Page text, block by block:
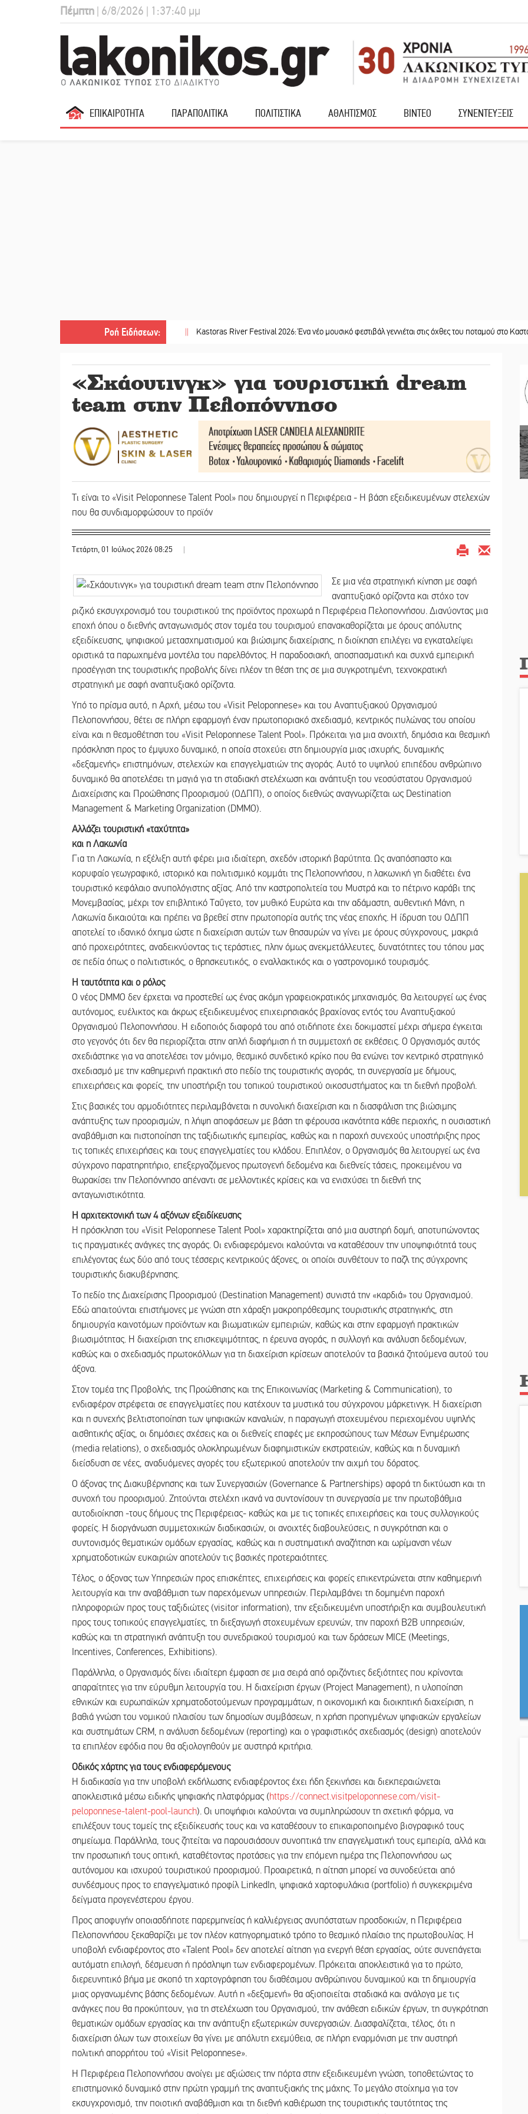
Πέμπτη | 6/8/2026 | 1:37:41 μμ
ΕΠΙΚΑΙΡΟΤΗΤΑ ΠΑΡΑΠΟΛΙΤΙΚΑ ΠΟΛΙΤΙΣΤΙΚΑ ΑΘΛΗΤΙΣΜΟΣ ΒΙΝΤΕΟ ΣΥΝΕΝΤΕΥΞΕΙΣ
Ροή Ειδήσεων:
|| Kastoras River Festival 2026: Ένα νέο μουσικό φεστιβάλ γεννιέται στις όχθες του ποταμού στο Καστόρειο ||
«Σκάουτινγκ» για τουριστική dream
team στην Πελοπόννησο
Τι είναι το «Visit Peloponnese Talent Pool» που δημιουργεί η Περιφέρεια - Η βάση εξειδικευμένων στελεχών
που θα συνδιαμορφώσουν το προϊόν
Τετάρτη, 01 Ιούλιος 2026 08:25 |
Σε μια νέα στρατηγική κίνηση με σαφή
αναπτυξιακό ορίζοντα και στόχο τον
ριζικό εκσυγχρονισμό του τουριστικού της προϊόντος προχωρά η Περιφέρεια Πελοποννήσου. Διανύοντας μια
εποχή όπου ο διεθνής ανταγωνισμός στον τομέα του τουρισμού επανακαθορίζεται με όρους απόλυτης
εξειδίκευσης, ψηφιακού μετασχηματισμού και βιώσιμης διαχείρισης, η διοίκηση επιλέγει να εγκαταλείψει
οριστικά τα παρωχημένα μοντέλα του παρελθόντος. Η παραδοσιακή, αποσπασματική και συχνά εμπειρική
προσέγγιση της τουριστικής προβολής δίνει πλέον τη θέση της σε μια συγκροτημένη, τεχνοκρατική
στρατηγική με σαφή αναπτυξιακό ορίζοντα.
Υπό το πρίσμα αυτό, η Αρχή, μέσω του «Visit Peloponnese» και του Αναπτυξιακού Οργανισμού
Πελοποννήσου, θέτει σε πλήρη εφαρμογή έναν πρωτοποριακό σχεδιασμό, κεντρικός πυλώνας του οποίου
είναι και η θεσμοθέτηση του «Visit Peloponnese Talent Pool». Πρόκειται για μια ανοιχτή, δημόσια και θεσμική
πρόσκληση προς το έμψυχο δυναμικό, η οποία στοχεύει στη δημιουργία μιας ισχυρής, δυναμικής
«δεξαμενής» επιστημόνων, στελεχών και επαγγελματιών της αγοράς. Αυτό το υψηλού επιπέδου ανθρώπινο
δυναμικό θα αποτελέσει τη μαγιά για τη σταδιακή στελέχωση και ανάπτυξη του νεοσύστατου Οργανισμού
Διαχείρισης και Προώθησης Προορισμού (ΟΔΠΠ), ο οποίος διεθνώς αναγνωρίζεται ως Destination
Management & Marketing Organization (DMMO).
Αλλάζει τουριστική «ταχύτητα»
και η Λακωνία
Για τη Λακωνία, η εξέλιξη αυτή φέρει μια ιδιαίτερη, σχεδόν ιστορική βαρύτητα. Ως αναπόσπαστο και
κορυφαίο γεωγραφικό, ιστορικό και πολιτισμικό κομμάτι της Πελοποννήσου, η λακωνική γη διαθέτει ένα
τουριστικό κεφάλαιο ανυπολόγιστης αξίας. Από την καστροπολιτεία του Μυστρά και το πέτρινο καράβι της
Μονεμβασίας, μέχρι τον επιβλητικό Ταΰγετο, τον μυθικό Ευρώτα και την αδάμαστη, αυθεντική Μάνη, η
Λακωνία δικαιούται και πρέπει να βρεθεί στην πρωτοπορία αυτής της νέας εποχής. Η ίδρυση του ΟΔΠΠ
αποτελεί το ιδανικό όχημα ώστε η διαχείριση αυτών των θησαυρών να γίνει με όρους σύγχρονους, μακριά
από προχειρότητες, αναδεικνύοντας τις τεράστιες, πλην όμως ανεκμετάλλευτες, δυνατότητες του τόπου μας
σε πεδία όπως ο πολιτιστικός, ο θρησκευτικός, ο εναλλακτικός και ο γαστρονομικό τουρισμός.
Η ταυτότητα και ο ρόλος
Ο νέος DMMO δεν έρχεται να προστεθεί ως ένας ακόμη γραφειοκρατικός μηχανισμός. Θα λειτουργεί ως ένας
αυτόνομος, ευέλικτος και άκρως εξειδικευμένος επιχειρησιακός βραχίονας εντός του Αναπτυξιακού
Οργανισμού Πελοποννήσου. Η ειδοποιός διαφορά του από οτιδήποτε έχει δοκιμαστεί μέχρι σήμερα έγκειται
στο γεγονός ότι δεν θα περιορίζεται στην απλή διαφήμιση ή τη συμμετοχή σε εκθέσεις. Ο Οργανισμός αυτός
σχεδιάστηκε για να αποτελέσει τον μόνιμο, θεσμικό συνδετικό κρίκο που θα ενώνει τον κεντρικό στρατηγικό
σχεδιασμό με την καθημερινή πρακτική στο πεδίο της τουριστικής αγοράς, τη συνεργασία με δήμους,
επιχειρήσεις και φορείς, την υποστήριξη του τοπικού τουριστικού οικοσυστήματος και τη διεθνή προβολή.
Στις βασικές του αρμοδιότητες περιλαμβάνεται η συνολική διαχείριση και η διασφάλιση της βιώσιμης
ανάπτυξης των προορισμών, η λήψη αποφάσεων με βάση τη φέρουσα ικανότητα κάθε περιοχής, η ουσιαστική
αναβάθμιση και πιστοποίηση της ταξιδιωτικής εμπειρίας, καθώς και η παροχή συνεχούς υποστήριξης προς
τις τοπικές επιχειρήσεις και τους επαγγελματίες του κλάδου. Επιπλέον, ο Οργανισμός θα λειτουργεί ως ένα
σύγχρονο παρατηρητήριο, επεξεργαζόμενος πρωτογενή δεδομένα και διεθνείς τάσεις, προκειμένου να
θωρακίσει την Πελοπόννησο απέναντι σε μελλοντικές κρίσεις και να ενισχύσει τη διεθνή της
ανταγωνιστικότητα.
Η αρχιτεκτονική των 4 αξόνων εξειδίκευσης
Η πρόσκληση του «Visit Peloponnese Talent Pool» χαρακτηρίζεται από μια αυστηρή δομή, αποτυπώνοντας
τις πραγματικές ανάγκες της αγοράς. Οι ενδιαφερόμενοι καλούνται να καταθέσουν την υποψηφιότητά τους
επιλέγοντας έως δύο από τους τέσσερις κεντρικούς άξονες, οι οποίοι συνθέτουν το παζλ της σύγχρονης
τουριστικής διακυβέρνησης.
Το πεδίο της Διαχείρισης Προορισμού (Destination Management) συνιστά την «καρδιά» του Οργανισμού.
Εδώ απαιτούνται επιστήμονες με γνώση στη χάραξη μακροπρόθεσμης τουριστικής στρατηγικής, στη
δημιουργία καινοτόμων προϊόντων και βιωματικών εμπειριών, καθώς και στην εφαρμογή πρακτικών
βιωσιμότητας. Η διαχείριση της επισκεψιμότητας, η έρευνα αγοράς, η συλλογή και ανάλυση δεδομένων,
καθώς και ο σχεδιασμός πρωτοκόλλων για τη διαχείριση κρίσεων αποτελούν τα βασικά ζητούμενα αυτού του
άξονα.
Στον τομέα της Προβολής, της Προώθησης και της Επικοινωνίας (Marketing & Communication), το
ενδιαφέρον στρέφεται σε επαγγελματίες που κατέχουν τα μυστικά του σύγχρονου μάρκετινγκ. Η διαχείριση
και η συνεχής βελτιστοποίηση των ψηφιακών καναλιών, η παραγωγή στοχευμένου περιεχομένου υψηλής
αισθητικής αξίας, οι δημόσιες σχέσεις και οι διεθνείς επαφές με εκπροσώπους των Μέσων Ενημέρωσης
(media relations), ο σχεδιασμός ολοκληρωμένων διαφημιστικών εκστρατειών, καθώς και η δυναμική
διείσδυση σε νέες, αναδυόμενες αγορές του εξωτερικού αποτελούν την αιχμή του δόρατος.
Ο άξονας της Διακυβέρνησης και των Συνεργασιών (Governance & Partnerships) αφορά τη δικτύωση και τη
συνοχή του προορισμού. Ζητούνται στελέχη ικανά να συντονίσουν τη συνεργασία με την πρωτοβάθμια
αυτοδιοίκηση -τους δήμους της Περιφέρειας- καθώς και με τις τοπικές επιχειρήσεις και τους συλλογικούς
φορείς. Η διοργάνωση συμμετοχικών διαδικασιών, οι ανοιχτές διαβουλεύσεις, η συγκρότηση και ο
συντονισμός θεματικών ομάδων εργασίας, καθώς και η συστηματική αναζήτηση και ωρίμανση νέων
χρηματοδοτικών ευκαιριών αποτελούν τις βασικές προτεραιότητες.
Τέλος, ο άξονας των Υπηρεσιών προς επισκέπτες, επιχειρήσεις και φορείς επικεντρώνεται στην καθημερινή
λειτουργία και την αναβάθμιση των παρεχόμενων υπηρεσιών. Περιλαμβάνει τη δομημένη παροχή
πληροφοριών προς τους ταξιδιώτες (visitor information), την εξειδικευμένη υποστήριξη και συμβουλευτική
προς τους τοπικούς επαγγελματίες, τη διεξαγωγή στοχευμένων ερευνών, την παροχή B2B υπηρεσιών,
καθώς και τη στρατηγική ανάπτυξη του συνεδριακού τουρισμού και των δράσεων MICE (Meetings,
Incentives, Conferences, Exhibitions).
Παράλληλα, ο Οργανισμός δίνει ιδιαίτερη έμφαση σε μια σειρά από οριζόντιες δεξιότητες που κρίνονται
απαραίτητες για την εύρυθμη λειτουργία του. Η διαχείριση έργων (Project Management), η υλοποίηση
εθνικών και ευρωπαϊκών χρηματοδοτούμενων προγραμμάτων, η οικονομική και διοικητική διαχείριση, η
βαθιά γνώση του νομικού πλαισίου των δημοσίων συμβάσεων, η χρήση προηγμένων ψηφιακών εργαλείων
και συστημάτων CRM, η ανάλυση δεδομένων (reporting) και ο γραφιστικός σχεδιασμός (design) αποτελούν
τα επιπλέον εφόδια που θα αξιολογηθούν με αυστηρά κριτήρια.
Οδικός χάρτης για τους ενδιαφερόμενους
Η διαδικασία για την υποβολή εκδήλωσης ενδιαφέροντος έχει ήδη ξεκινήσει και διεκπεραιώνεται
αποκλειστικά μέσω ειδικής ψηφιακής πλατφόρμας (https://connect.visitpeloponnese.com/visit-
peloponnese-talent-pool-launch). Οι υποψήφιοι καλούνται να συμπληρώσουν τη σχετική φόρμα, να
επιλέξουν τους τομείς της εξειδίκευσής τους και να καταθέσουν το επικαιροποιημένο βιογραφικό τους
σημείωμα. Παράλληλα, τους ζητείται να παρουσιάσουν συνοπτικά την επαγγελματική τους εμπειρία, αλλά και
την προσωπική τους οπτική, καταθέτοντας προτάσεις για την επόμενη ημέρα της Πελοποννήσου ως
αυτόνομου και ισχυρού τουριστικού προορισμού. Προαιρετικά, η αίτηση μπορεί να συνοδεύεται από
συνδέσμους προς το επαγγελματικό προφίλ LinkedIn, ψηφιακά χαρτοφυλάκια (portfolio) ή συγκεκριμένα
δείγματα προγενέστερου έργου.
Προς αποφυγήν οποιασδήποτε παρερμηνείας ή καλλιέργειας ανυπόστατων προσδοκιών, η Περιφέρεια
Πελοποννήσου ξεκαθαρίζει με τον πλέον κατηγορηματικό τρόπο το θεσμικό πλαίσιο της πρωτοβουλίας. Η
υποβολή ενδιαφέροντος στο «Talent Pool» δεν αποτελεί αίτηση για ενεργή θέση εργασίας, ούτε συνεπάγεται
αυτόματη επιλογή, δέσμευση ή πρόσληψη των ενδιαφερομένων. Πρόκειται αποκλειστικά για το πρώτο,
διερευνητικό βήμα με σκοπό τη χαρτογράφηση του διαθέσιμου ανθρώπινου δυναμικού και τη δημιουργία
μιας οργανωμένης βάσης δεδομένων. Αυτή η «δεξαμενή» θα αξιοποιείται σταδιακά και ανάλογα με τις
ανάγκες που θα προκύπτουν, για τη στελέχωση του Οργανισμού, την ανάθεση ειδικών έργων, τη συγκρότηση
θεματικών ομάδων εργασίας και την ανάπτυξη εξωτερικών συνεργασιών. Διασφαλίζεται, τέλος, ότι η
διαχείριση όλων των στοιχείων θα γίνει με απόλυτη εχεμύθεια, σε πλήρη εναρμόνιση με την αυστηρή
πολιτική απορρήτου τού «Visit Peloponnese».
Η Περιφέρεια Πελοποννήσου ανοίγει με αξιώσεις την πόρτα στην εξειδικευμένη γνώση, τοποθετώντας το
επιστημονικό δυναμικό στην πρώτη γραμμή της αναπτυξιακής της μάχης. Το μεγάλο στοίχημα για τον
εκσυγχρονισμό, την ποιοτική αναβάθμιση και τη διεθνή καθιέρωση της τουριστικής ταυτότητας της